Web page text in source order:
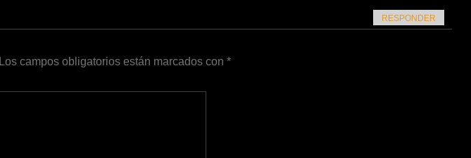
RESPONDER
Los campos obligatorios están marcados con*